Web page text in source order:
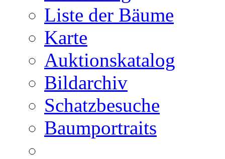
Liste der Bäume
Karte
Auktionskatalog
Bildarchiv
Schatzbesuche
Baumportraits